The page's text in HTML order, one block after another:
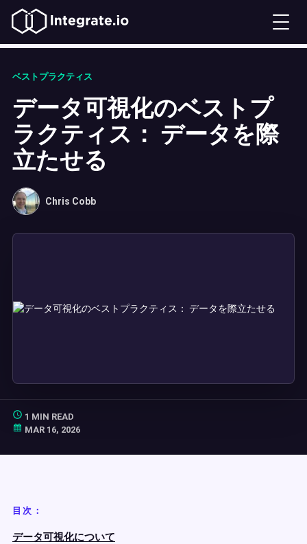
ベストプラクティス
データ可視化のベストプ
ラクティス： データを際
立たせる
Chris Cobb
1 MIN READ
MAR 16, 2026
目次：
データ可視化について